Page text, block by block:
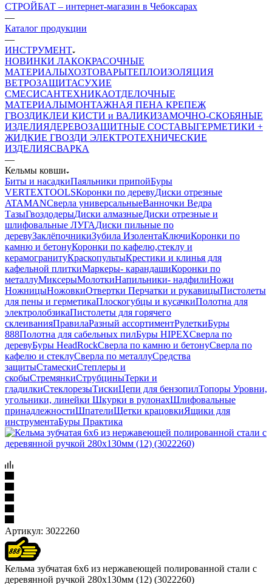
СТРОЙБАТ – интернет-магазин в Чебоксарах
—
Каталог продукции
—
ИНСТРУМЕНТ
НОВИНКИ ЛАКОКРАСОЧНЫЕ
МАТЕРИАЛЫХОЗТОВАРЫТЕПЛОИЗОЛЯЦИЯ
ВЕТРОЗАЩИТАСУХИЕ
СМЕСИСАНТЕХНИКАОТДЕЛОЧНЫЕ
МАТЕРИАЛЫМОНТАЖНАЯ ПЕНА КРЕПЕЖ
ГВОЗДИКЛЕИ КИСТИ и ВАЛИКИЗАМОЧНО-СКОБЯНЫЕ
ИЗДЕЛИЯДЕРЕВОЗАЩИТНЫЕ СОСТАВЫГЕРМЕТИКИ +
ЖИДКИЕ ГВОЗДИ ЭЛЕКТРОТЕХНИЧЕСКИЕ
ИЗДЕЛИЯСВАРКА
—
Кельмы ковши
Биты и насадкиПаяльники припойБуры
VERTEXTOOLSКоронки по деревуДиски отрезные
ATAMANСверла универсальныеВанночки Ведра
ТазыГвоздодерыДиски алмазныеДиски отрезные и
шлифовальные ЛУГАДиски пильные по
деревуЗаклёпочникиЗубила ИзолентаКлючиКоронки по
камню и бетонуКоронки по кафелю,стеклу и
керамогранитуКраскопультыКрестики и клинья для
кафельной плиткиМаркеры- карандашиКоронки по
металлуМиксерыМолоткиНапильники- надфилиНожи
НожницыНожовкиОтвертки Перчатки и рукавицыПистолеты
для пены и герметикаПлоскогубцы и кусачкиПолотна для
электролобзикаПистолеты для горячего
склеиванияПравилаРазный ассортиментРулеткиБуры
888Полотна для сабельных пилБуры HIPEXСверла по
деревуБуры HeadRockСверла по камню и бетонуСверла по
кафелю и стеклуСверла по металлуСредства
защитыСтамескиСтеплеры и
скобыСтремянкиСтрубциныТерки и
гладилкиСтеклорезыТискиЦепи для бензопилТопоры Уровни,
угольники, линейки Шкурки в рулонахШлифовальные
принадлежностиШпателиЩетки крацовкиЯщики для
инструментаБуры Практика
Артикул: 3022260
Кельма зубчатая 6х6 из нержавеющей полированной стали с
деревянной ручкой 280х130мм (12) (3022260)